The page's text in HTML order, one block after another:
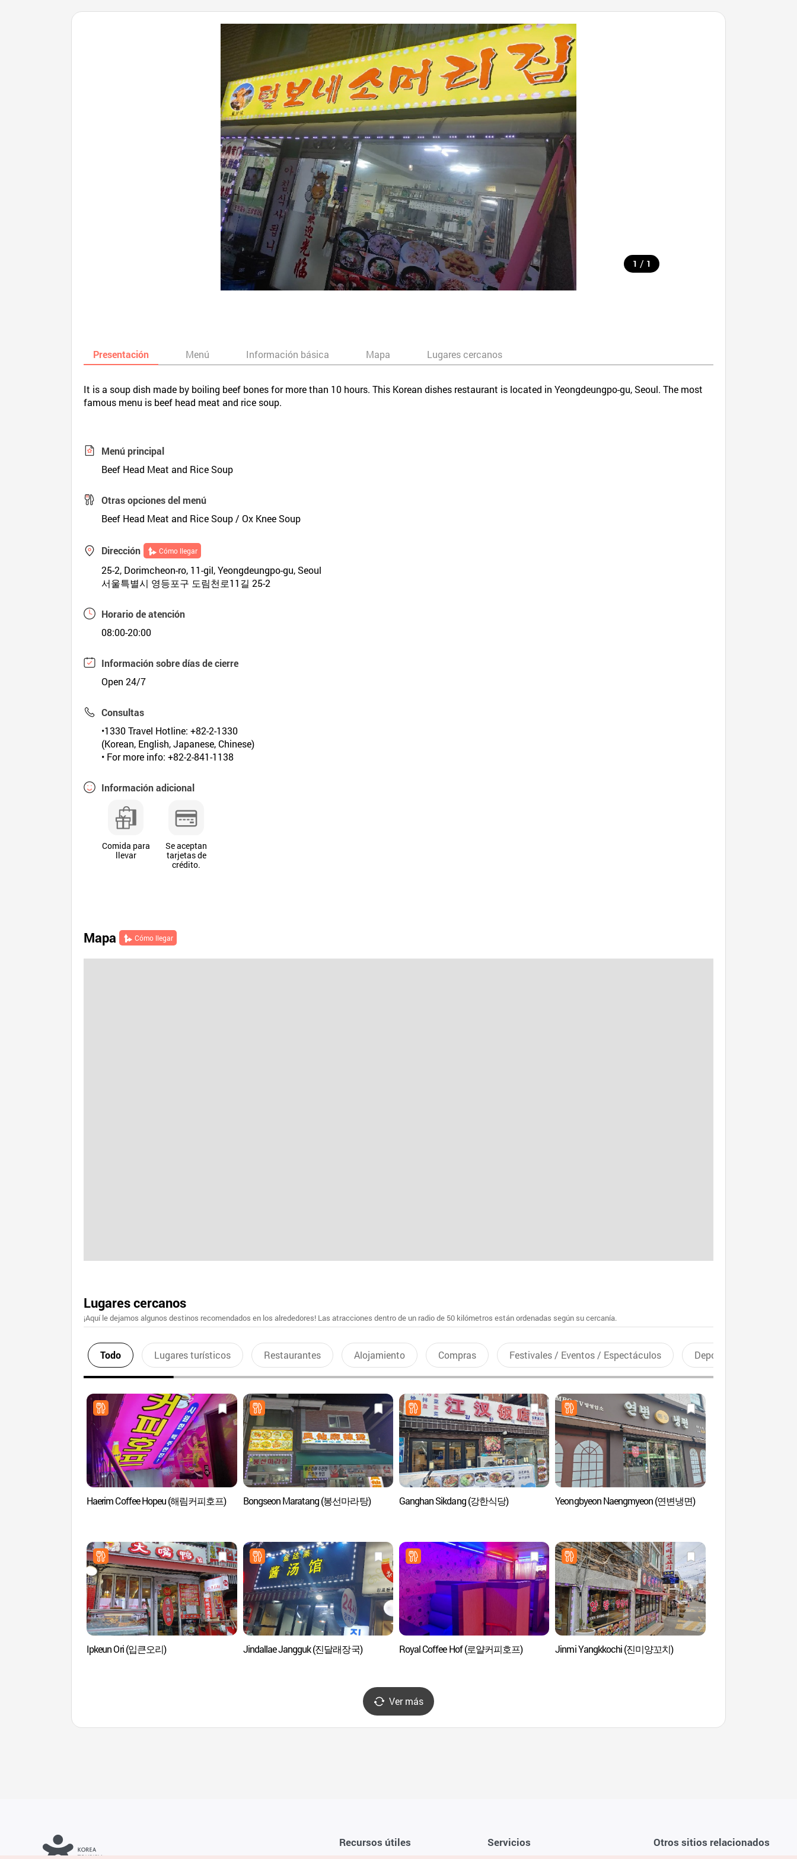
1 / 1
Presentación Menú Información básica Mapa Lugares cercanos
It is a soup dish made by boiling beef bones for more than 10 hours. This Korean dishes restaurant is located in Yeongdeungpo-gu, Seoul. The most
famous menu is beef head meat and rice soup.
Menú principal
Beef Head Meat and Rice Soup
Otras opciones del menú
Beef Head Meat and Rice Soup / Ox Knee Soup
Dirección Cómo llegar
25-2, Dorimcheon-ro, 11-gil, Yeongdeungpo-gu, Seoul
서울특별시 영등포구 도림천로11길 25-2
Horario de atención
08:00-20:00
Información sobre días de cierre
Open 24/7
Consultas
•1330 Travel Hotline: +82-2-1330
(Korean, English, Japanese, Chinese)
• For more info: +82-2-841-1138
Información adicional
Comida para
llevar
Se aceptan
tarjetas de
crédito.
Mapa Cómo llegar
Lugares cercanos
¡Aquí le dejamos algunos destinos recomendados en los alrededores! Las atracciones dentro de un radio de 50 kilómetros están ordenadas según su cercanía.
Todo Lugares turísticos Restaurantes Alojamiento Compras Festivales / Eventos / Espectáculos Deportes recreativos
Haerim Coffee Hopeu (해림커피호프) Bongseon Maratang (봉선마라탕) Ganghan Sikdang (강한식당) Yeongbyeon Naengmyeon (연변냉면)
Ipkeun Ori (입큰오리) Jindallae Jangguk (진달래장국) Royal Coffee Hof (로얄커피호프) Jinmi Yangkkochi (진미양꼬치)
Ver más
Recursos útiles Servicios Otros sitios relacionados